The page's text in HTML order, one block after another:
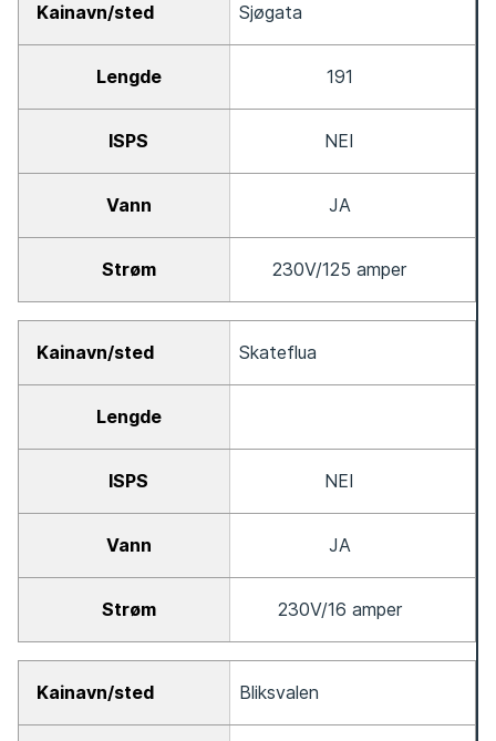
Sjøgata
191
NEI
JA
230V/125 amper
Skateflua
NEI
JA
230V/16 amper
Bliksvalen